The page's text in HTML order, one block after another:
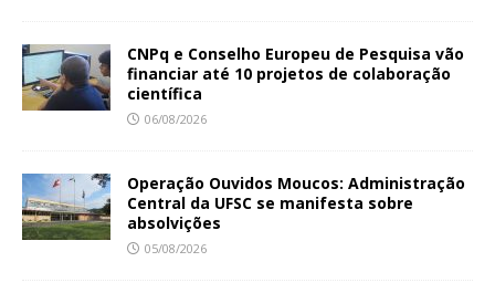
CNPq e Conselho Europeu de Pesquisa vão
financiar até 10 projetos de colaboração
científica
06/08/2026
Operação Ouvidos Moucos: Administração
Central da UFSC se manifesta sobre
absolvições
05/08/2026